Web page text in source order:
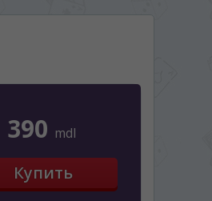
390 mdl